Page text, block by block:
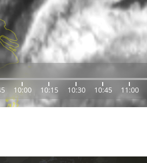
10:00 10:15 10:30 10:45 11:00